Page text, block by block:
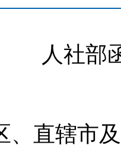
人社部
、直辖市